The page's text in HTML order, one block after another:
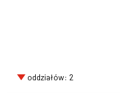
oddziałów: 2